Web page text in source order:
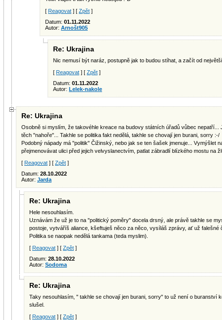
[ Reagovat ] [ Zpět ]
Datum: 01.11.2022
Autor: Arnošt905
Re: Ukrajina
Nic nemusí být naráz, postupně jak to budou stíhat, a začít od
[ Reagovat ] [ Zpět ]
Datum: 01.11.2022
Autor: Lelek-nakole
Re: Ukrajina
Osobně si myslím, že takovéhle kreace na budovy státních úřadů vůbec nepatří...
těch "nahoře"... Takhle se politika fakt nedělá, takhle se chovají jen burani, sorry :-/
Podobný nápady má "politik" Čižinský, nebo jak se ten šašek jmenuje... Vymýšlet
přejmenovávat ulici před jejich velvyslanectvím, patlat zábradlí blízkého mostu na
[ Reagovat ] [ Zpět ]
Datum: 28.10.2022
Autor: Jarda
Re: Ukrajina
Hele nesouhlasím.
Uznávám že už je to na "politický poměry" docela drsný, ale právě takhle se
postoje, vytváříš aliance, kšeftuješ něco za něco, vysíláš zprávy, ať už falešné
Politika se naopak nedělá tankama (teda myslim).
[ Reagovat ] [ Zpět ]
Datum: 28.10.2022
Autor: Sodoma
Re: Ukrajina
Taky nesouhlasím, " takhle se chovají jen burani, sorry" to už není o buranství
slušel.
[ Reagovat ] [ Zpět ]